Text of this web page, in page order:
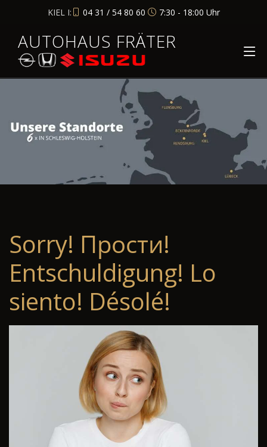
KIEL I: 04 31 / 54 80 60 7:30 - 18:00 Uhr
AUTOHAUS FRÄTER
Sorry! Прости!
Entschuldigung! Lo
siento! Désolé!